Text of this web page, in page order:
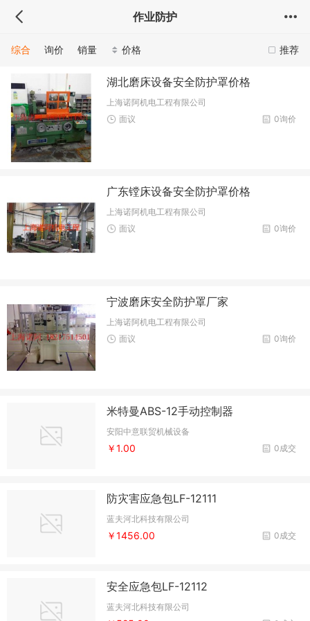
作业防护
推荐
综合 询价 销量 价格
湖北磨床设备安全防护罩价格
上海诺阿机电工程有限公司
0询价
面议
广东镗床设备安全防护罩价格
上海诺阿机电工程有限公司
0询价
面议
宁波磨床安全防护罩厂家
上海诺阿机电工程有限公司
0询价
面议
米特曼ABS-12手动控制器
安阳中意联贸机械设备
0成交
￥1.00
防灾害应急包LF-12111
蓝夫河北科技有限公司
0成交
￥1456.00
安全应急包LF-12112
蓝夫河北科技有限公司